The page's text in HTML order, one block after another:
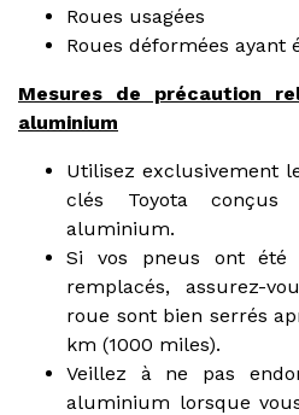
Roues usagées
Roues déformées ayant
Mesures de précaution
aluminium
Utilisez exclusivement
clés Toyota
aluminium.
Si vos pneus ont été
remplacés, assurez-
roue sont bien serrés
km (1000 miles).
Veillez à ne pas
aluminium lorsque